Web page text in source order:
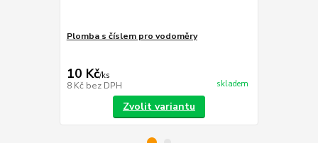
Plomba s číslem pro vodoměry
10 Kč/ks
8 Kč bez DPH skladem
Zvolit variantu